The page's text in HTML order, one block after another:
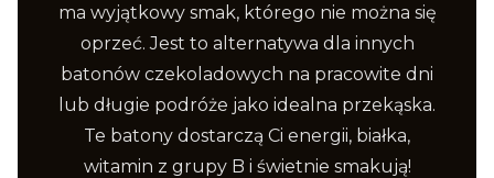
ma wyjątkowy smak, którego nie można się
oprzeć. Jest to alternatywa dla innych
batonów czekoladowych na pracowite dni
lub długie podróże jako idealna przekąska.
Te batony dostarczą Ci energii, białka,
witamin z grupy B i świetnie smakują!